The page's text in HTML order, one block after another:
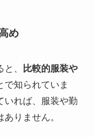
め
、
比較的服装や
で知られていま
いれば、服装や勤
りません。